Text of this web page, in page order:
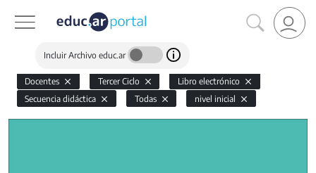
Incluir Archivo educ.ar
Docentes Tercer Ciclo
Libro electrónico
Secuencia didáctica
Todas nivel inicial